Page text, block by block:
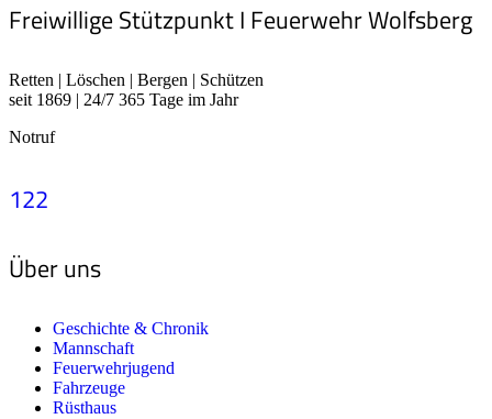
Freiwillige Stützpunkt I Feuerwehr Wolfsberg
Retten | Löschen | Bergen | Schützen
seit 1869 | 24/7 365 Tage im Jahr
Notruf
122
Über uns
Geschichte & Chronik
Mannschaft
Feuerwehrjugend
Fahrzeuge
Rüsthaus